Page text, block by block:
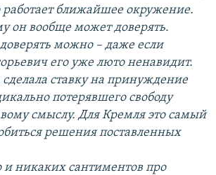
работает ближайшее окружение.
он вообще может доверять.
можно – даже если
его уже люто ненавидит.
ставку на принуждение
потерявшего свободу
смыслу. Для Кремля это самый
решения поставленных
и никаких сантиментов про